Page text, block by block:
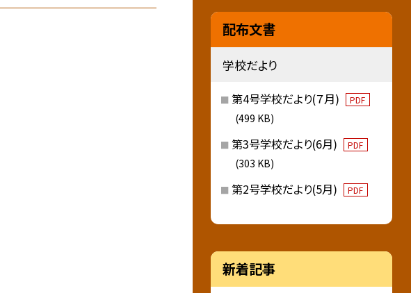
配布文書
学校だより
第4号学校だより(７月) PDF
(499 KB)
第3号学校だより(6月) PDF
(303 KB)
第2号学校だより(5月) PDF
新着記事